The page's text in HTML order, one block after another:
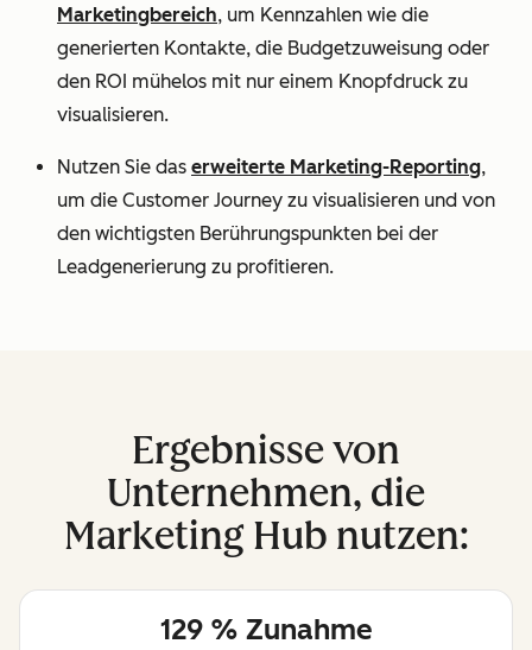
Marketingbereich, um Kennzahlen wie die
generierten Kontakte, die Budgetzuweisung oder
den ROI mühelos mit nur einem Knopfdruck zu
visualisieren.
Nutzen Sie das erweiterte Marketing-Reporting,
um die Customer Journey zu visualisieren und von
den wichtigsten Berührungspunkten bei der
Leadgenerierung zu profitieren.
Ergebnisse von
Unternehmen, die
Marketing Hub nutzen:
129 % Zunahme